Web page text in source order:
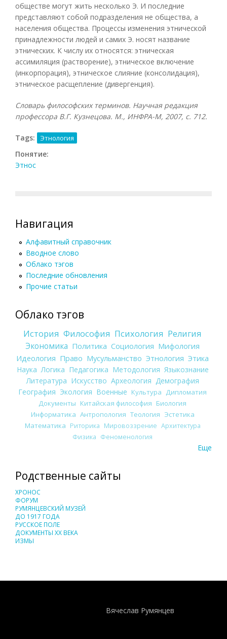
обществе могут жить несколько Э. И последние
представляют собой подразделения не общества, а
населения общества. Процессы изменения этнической
принадлежности людей и самих Э. носят название
этнических. К числу их относятся: этническая
ассимиляция (растворение), этническое включение
(инкорпорация), этническое слияние (консолидация),
этническое расщепление (дивергенция).
Словарь философских терминов. Научная редакция
профессора В.Г. Кузнецова. М., ИНФРА-М, 2007, с. 712.
Tags: Этнология
Понятие:
Этнос
Навигация
Алфавитный справочник
Вводное слово
Облако тэгов
Последние обновления
Прочие статьи
Облако тэгов
История Философия Психология Религия
Экономика Политика Социология Мифология
Идеология Право Мусульманство Этнология Этика
Наука Логика Педагогика Методология Языкознание
Литература Искусство Археология Демография
География Экология Военные Культура
Дипломатия
Документы Китайская философия Биология
Информатика Антропология Теология Эстетика
Математика Риторика Мировоззрение Архитектура
Физика Феноменология
Еще
Родственные сайты
ХРОНОС
ФОРУМ
РУМЯНЦЕВСКИЙ МУЗЕЙ
ДО 1917 ГОДА
РУССКОЕ ПОЛЕ
ДОКУМЕНТЫ XX ВЕКА
ИЗМЫ
Вячеслав Румянцев